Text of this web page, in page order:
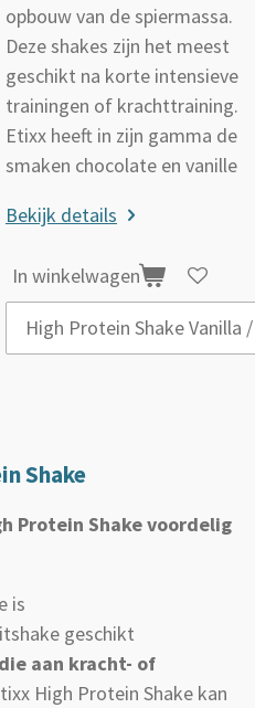
opbouw van de spiermassa.
Deze shakes zijn het meest
geschikt na korte intensieve
trainingen of krachttraining.
Etixx heeft in zijn gamma de
smaken chocolate en vanille
Bekijk details
In winkelwagen
Shake
Protein Shake voordelig
is
geschikt
aan kracht- of
High Protein Shake kan